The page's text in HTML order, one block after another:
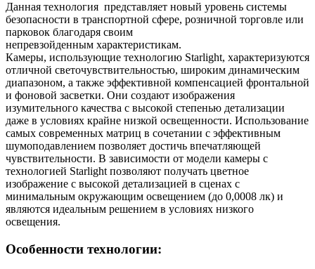
Данная технология представляет новый уровень системы
безопасности в транспортной сфере, розничной торговле или
парковок благодаря своим
непревзойденным характеристикам.
Камеры, использующие технологию Starlight, характеризуются
отличной светочувствительностью, широким динамическим
диапазоном, а также эффективной компенсацией фронтальной
и фоновой засветки. Они создают изображения
изумительного качества с высокой степенью детализации
даже в условиях крайне низкой освещенности. Использование
самых современных матриц в сочетании с эффективным
шумоподавлением позволяет достичь впечатляющей
чувствительности. В зависимости от модели камеры с
технологией Starlight позволяют получать цветное
изображение с высокой детализацией в сценах с
минимальным окружающим освещением (до 0,0008 лк) и
являются идеальным решением в условиях низкого
освещения.
Особенности технологии: